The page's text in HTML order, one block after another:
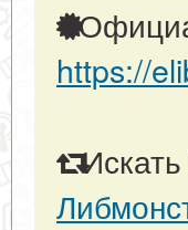
https://
Искать